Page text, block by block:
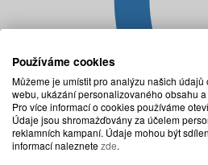
Používáme cookies
Můžeme je umístit pro analýzu našich
webu, ukázání personalizovaného obsahu
Pro více informací o cookies používáme
Údaje jsou shromažďovány za účelem
reklamních kampaní. Údaje mohou být
informací naleznetezde.